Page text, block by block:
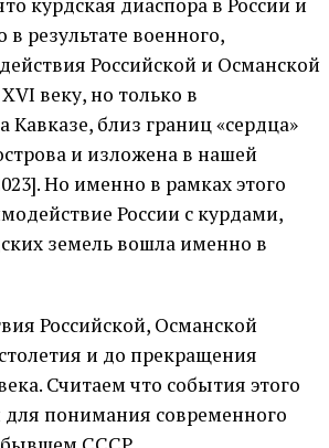
результате военного,
Российской и Османской
веку, но только в
близ границ «сердца»
и изложена в нашей
Но именно в рамках этого
России с курдами,
земель вошла именно в
Российской, Османской
и до прекращения
Считаем что события этого
для понимания современного